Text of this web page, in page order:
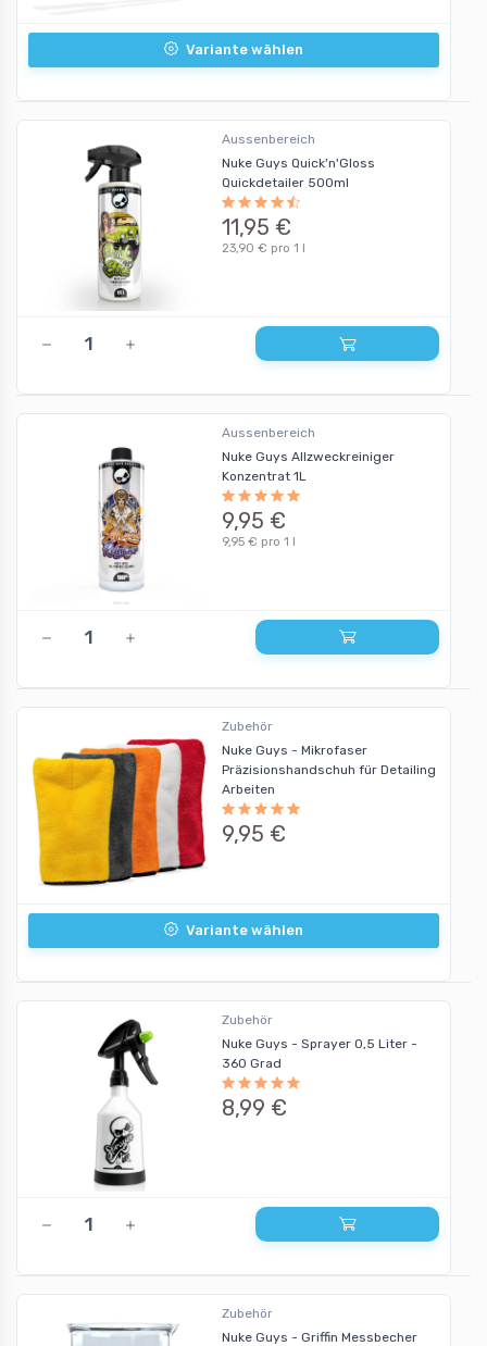
Variante wählen
Aussenbereich
Nuke Guys Quick'n'Gloss
Quickdetailer 500ml
11,95 €
23,90 € pro 1 l
Aussenbereich
Nuke Guys Allzweckreiniger
Konzentrat 1L
9,95 €
9,95 € pro 1 l
Zubehör
Nuke Guys - Mikrofaser
Präzisionshandschuh für Detailing
Arbeiten
9,95 €
Variante wählen
Zubehör
Nuke Guys - Sprayer 0,5 Liter -
360 Grad
8,99 €
Zubehör
Nuke Guys - Griffin Messbecher